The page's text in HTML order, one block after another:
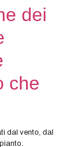
dei
che
dal vento, dal